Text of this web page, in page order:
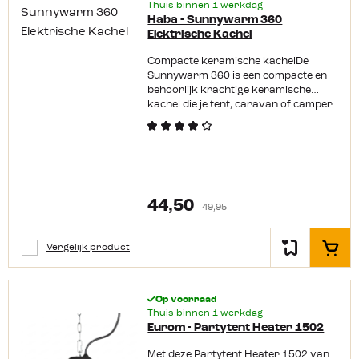
Thuis binnen 1 werkdag
Haba - Sunnywarm 360
Elektrische Kachel
Compacte keramische kachelDe
Sunnywarm 360 is een compacte en
behoorlijk krachtige keramische
kachel die je tent, caravan of camper
lekker warm kan houden. Deze
uitvoering van de Sunnywarm van
draaien ook uitzetten. De
dat hij niet alleen krachtig verwarmd
wordt. Je kunt uit 2 ventilatorstanden
standen bepalen het stroomverbruik.
Nauwkeurig in te stellenDe
Sunnywarm 360 heeft bovenop een
digitaal display. Hier kan je de
44,50 49,95
Vergelijk product In het
Op voorraad
Thuis binnen 1 werkdag
Eurom - Partytent Heater 1502
Met deze Partytent Heater 1502 van